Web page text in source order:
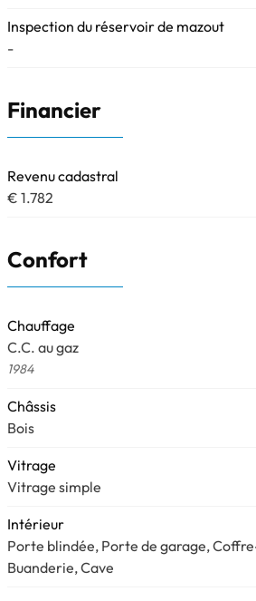
Inspection du réservoir de mazout
-
Financier
Revenu cadastral
€ 1.782
Confort
Chauffage
C.C. au gaz
1984
Châssis
Bois
Vitrage
Vitrage simple
Intérieur
Porte blindée, Porte de garage,
Buanderie, Cave